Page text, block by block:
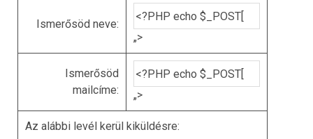
Ismerősöd neve:
„>
Ismerősöd
mailcíme:
„>
Az alábbi levél kerül kiküldésre: